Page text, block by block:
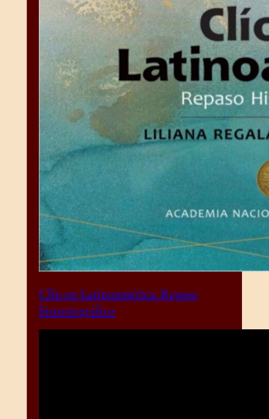
Clío en Latinoamérica. Repaso
historiográfico